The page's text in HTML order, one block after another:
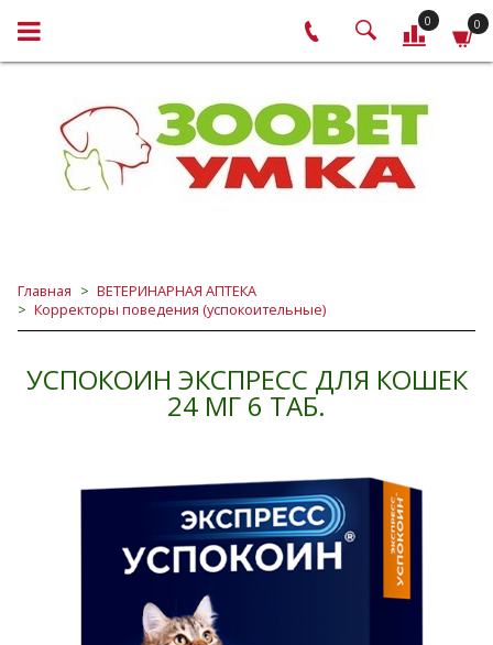
0 0
Главная
ВЕТЕРИНАРНАЯ АПТЕКА
Корректоры поведения (успокоительные)
УСПОКОИН ЭКСПРЕСС ДЛЯ КОШЕК
24 МГ 6 ТАБ.